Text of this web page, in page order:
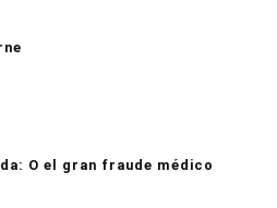
O el gran fraude médico